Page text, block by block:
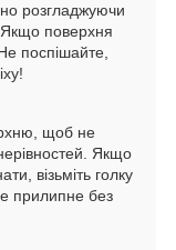
розгладжуючи
поверхня
поспішайте,
щоб не
Якщо
візьміть голку
прилипне без